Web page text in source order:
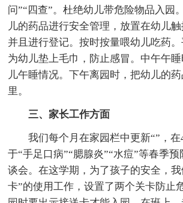
问”“四查”。杜绝幼儿带危险物品入园
儿的药品进行安全管理，放置在幼儿触
并且进行登记。按时按量喂幼儿吃药
为幼儿垫上毛巾，防止感冒。中午午
儿午睡情况。下午离园时，把幼儿的
里。
三、家长工作方面
我们每个月在家园栏中更新“”，
于“手足口病”“腮腺炎”“水痘”等春季
谈会。在这学期，为了孩子的安全，
卡”的使用工作，设置了两个关卡防止